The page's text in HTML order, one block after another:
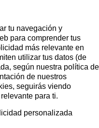
tu navegación y
para comprender tus
más relevante en
utilizar tus datos (de
según nuestra política de
de nuestros
seguirás viendo
para ti.
personalizada